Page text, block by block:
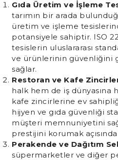
Gıda Üretim ve İşleme
tarımın bir arada
üretim ve işleme
potansiyele sahiptir. ISO
tesislerin uluslararası
ve ürünlerinin güvenliğini
sağlar.
Restoran ve Kafe
halk hem de iş dünyasına
kafe zincirlerine ev
hijyen ve gıda güvenliği
müşteri memnuniyetini
prestijini korumak
Perakende ve Dağıtım
süpermarketler ve diğer